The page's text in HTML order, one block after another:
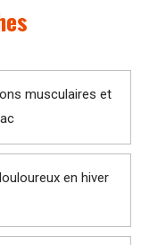
musculaires et
en hiver